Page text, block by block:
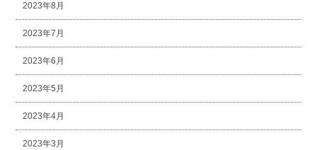
2023年8月
2023年7月
2023年6月
2023年5月
2023年4月
2023年3月